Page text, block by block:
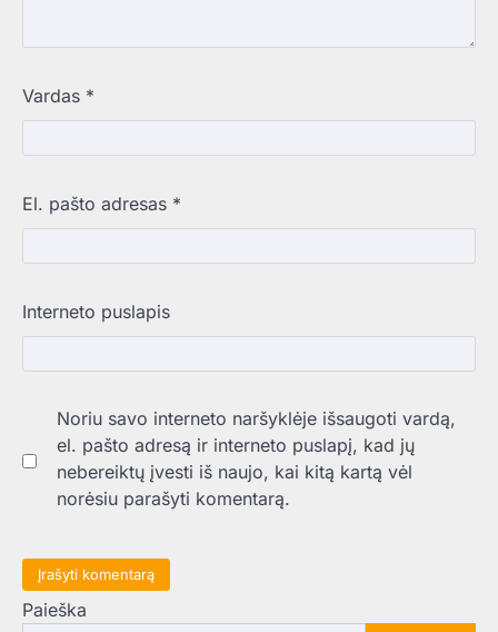
Vardas *
El. pašto adresas *
Interneto puslapis
Noriu savo interneto naršyklėje išsaugoti vardą,
el. pašto adresą ir interneto puslapį, kad jų
nebereiktų įvesti iš naujo, kai kitą kartą vėl
norėsiu parašyti komentarą.
Paieška